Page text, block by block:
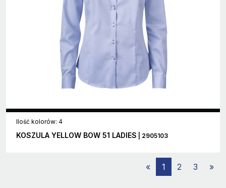
Ilość kolorów: 4
KOSZULA YELLOW BOW 51 LADIES | 2905103
« 1 2 3 »